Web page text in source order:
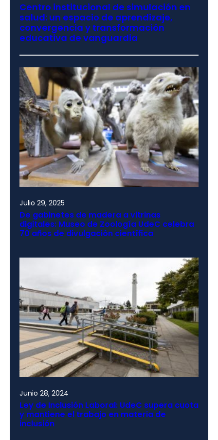
Centro institucional de simulación en
salud: un espacio de aprendizaje,
convergencia y transformación
educativa de vanguardia
Julio 29, 2025
De gabinetes de madera a vitrinas
digitales: Museo de Zoología UdeC celebra
70 años de divulgación científica
Junio 28, 2024
Ley de Inclusión Laboral: UdeC supera cuota
y mantiene el trabajo en materia de
inclusión